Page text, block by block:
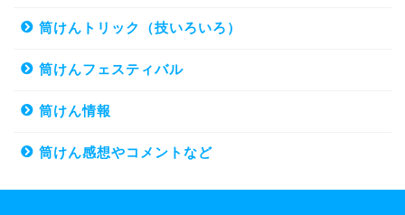
筒けんトリック（技いろいろ）
筒けんフェスティバル
筒けん情報
筒けん感想やコメントなど